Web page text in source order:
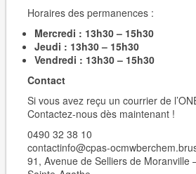
Horaires des permanences :
Mercredi : 13h30 – 15h30
Jeudi : 13h30 – 15h30
Vendredi : 13h30 – 15h30
Contact
Si vous avez reçu un courrier de
Contactez-nous dès maintenant !
0490 32 38 10
contactinfo@cpas-
91, Avenue de Selliers de Moranville